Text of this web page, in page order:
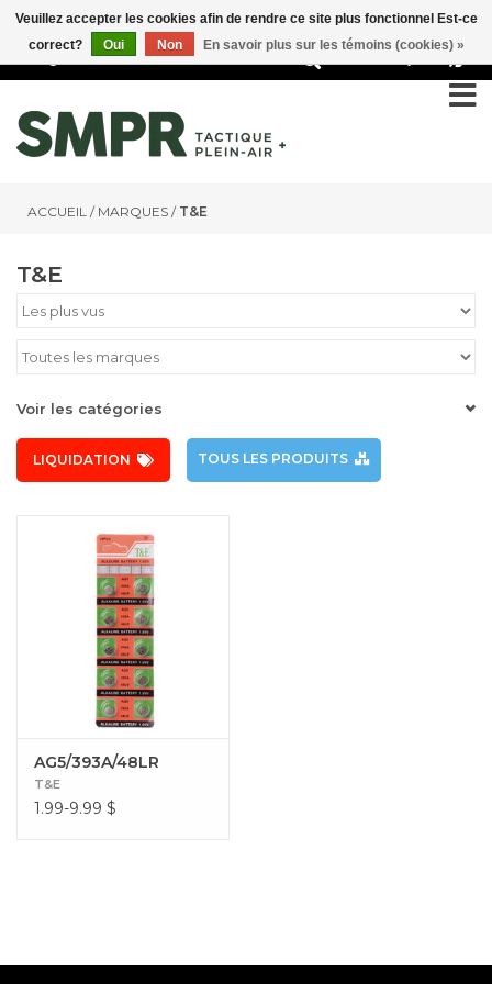
0
ACCUEIL / MARQUES / T&E
T&E
Voir les catégories
LIQUIDATION TOUS LES PRODUITS
AG5/393A/48LR
T&E
1.99-9.99 $
Veuillez accepter les cookies afin de rendre ce site plus fonctionnel Est-ce
correct?
Oui Non En savoir plus sur les témoins (cookies) »